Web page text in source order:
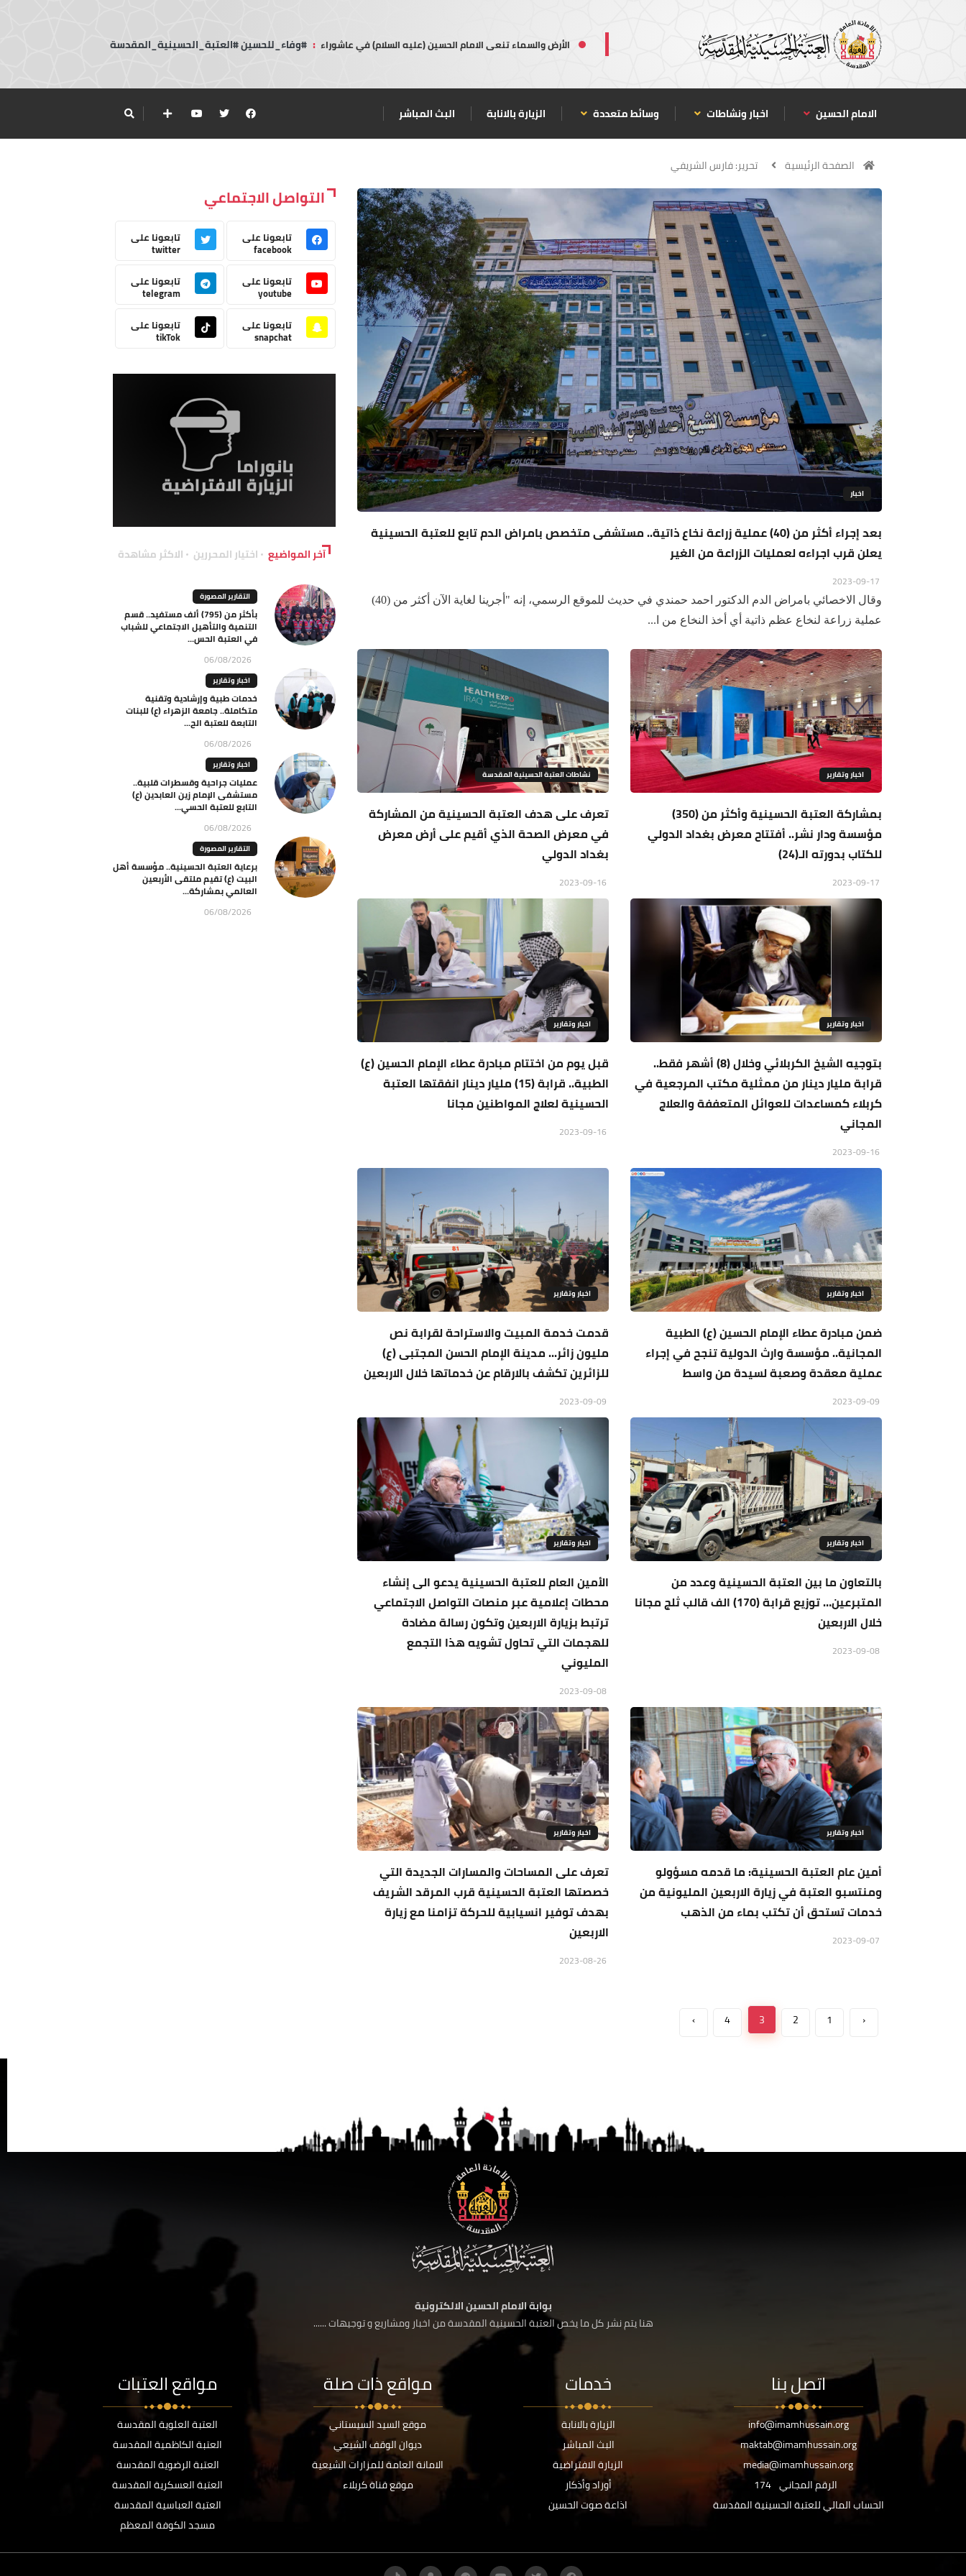
الأرض والسماء تنعى الامام الحسين (عليه السلام) في عاشوراء : #وفاء_للحسين #العتبة_الحسينية_المقدسة
الامام الحسين اخبار ونشاطات وسائط متعددة الزيارة بالانابة البث المباشر
الصفحة الرئيسية تحرير: فارس الشريفي
اخبار
بعد إجراء أكثر من (40) عملية زراعة نخاع ذاتية.. مستشفى متخصص بامراض الدم تابع للعتبة الحسينية
يعلن قرب اجراءه لعمليات الزراعة من الغير
وقال الاخصائي بامراض الدم الدكتور احمد حمندي في حديث للموقع الرسمي، إنه "أجرينا لغاية الآن أكثر من (40)
عملية زراعة لنخاع عظم ذاتية أي أخذ النخاع من ا...
اخبار وتقارير
بمشاركة العتبة الحسينية وأكثر من (350)
مؤسسة ودار نشر.. أفتتاح معرض بغداد الدولي
للكتاب بدورته الـ(24)
نشاطات العتبة الحسينية المقدسة
تعرف على هدف العتبة الحسينية من المشاركة
في معرض الصحة الذي أقيم على أرض معرض
بغداد الدولي
اخبار وتقارير
بتوجيه الشيخ الكربلائي وخلال (8) أشهر فقط..
قرابة مليار دينار من ممثلية مكتب المرجعية في
كربلاء كمساعدات للعوائل المتعففة والعلاج
المجاني
اخبار وتقارير
قبل يوم من اختتام مبادرة عطاء الإمام الحسين (ع)
الطبية.. قرابة (15) مليار دينار انفقتها العتبة
الحسينية لعلاج المواطنين مجانا
اخبار وتقارير
ضمن مبادرة عطاء الإمام الحسين (ع) الطبية
المجانية.. مؤسسة وارث الدولية تنجح في إجراء
عملية معقدة وصعبة لسيدة من واسط
اخبار وتقارير
قدمت خدمة المبيت والاستراحة لقرابة نص
مليون زائر... مدينة الإمام الحسن المجتبى (ع)
للزائرين تكشف بالارقام عن خدماتها خلال الاربعين
اخبار وتقارير
بالتعاون ما بين العتبة الحسينية وعدد من
المتبرعين… توزيع قرابة (170) الف قالب ثلج مجانا
خلال الاربعين
اخبار وتقارير
الأمين العام للعتبة الحسينية يدعو الى إنشاء
محطات إعلامية عبر منصات التواصل الاجتماعي
ترتبط بزيارة الاربعين وتكون رسالة مضادة
للهجمات التي تحاول تشويه هذا التجمع
المليوني
اخبار وتقارير
أمين عام العتبة الحسينية: ما قدمه مسؤولو
ومنتسبو العتبة في زيارة الاربعين المليونية من
خدمات تستحق أن تكتب بماء من الذهب
اخبار وتقارير
تعرف على المساحات والمسارات الجديدة التي
خصصتها العتبة الحسينية قرب المرقد الشريف
بهدف توفير انسيابية للحركة تزامنا مع زيارة
الاربعين
‹
1
2
3
4
›
التواصل الاجتماعي
تابعونا على
facebook
تابعونا على
twitter
تابعونا على
youtube
تابعونا على
telegram
تابعونا على
snapchat
تابعونا على
tikTok
آخر المواضيع اختيار المحررين الاكثر مشاهدة
التقارير المصورة
بأكثر من (795) ألف مستفيد.. قسم
التنمية والتأهيل الاجتماعي للشباب
في العتبة الحس...
06/08/2026
اخبار وتقارير
خدمات طبية وإرشادية وتقنية
متكاملة.. جامعة الزهراء (ع) للبنات
التابعة للعتبة الح...
06/08/2026
اخبار وتقارير
عمليات جراحية وقسطرات قلبية..
مستشفى الإمام زين العابدين (ع)
التابع للعتبة الحسي...
06/08/2026
التقارير المصورة
برعاية العتبة الحسينية.. مؤسسة أهل
البيت (ع) تقيم ملتقى الأربعين
العالمي بمشاركة...
06/08/2026
بوابة الامام الحسين الالكترونية
هنا يتم نشر كل ما يخص العتبة الحسينية المقدسة من اخبار ومشاريع و توجيهات ......
اتصل بنا
info@imamhussain.org
maktab@imamhussain.org
media@imamhussain.org
الرقم المجاني 174
الحساب المالي للعتبة الحسينية المقدسة
خدمات
الزيارة بالانابة
البث المباشر
الزيارة الافتراضية
أوراد وأذكار
اذاعة صوت الحسين
مواقع ذات صلة
موقع السيد السيستاني
ديوان الوقف الشيعي
الامانة العامة للمزارات الشيعية
موقع قناة كربلاء
مواقع العتبات
العتبة العلوية المقدسة
العتبة الكاظمية المقدسة
العتبة الرضوية المقدسة
العتبة العسكرية المقدسة
العتبة العباسية المقدسة
مسجد الكوفة المعظم